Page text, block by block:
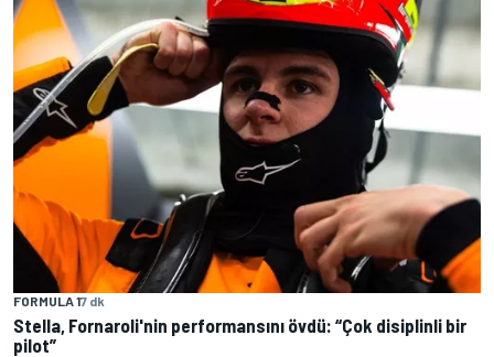
FORMULA 17 dk
Stella, Fornaroli'nin performansını övdü: “Çok disiplinli bir
pilot”